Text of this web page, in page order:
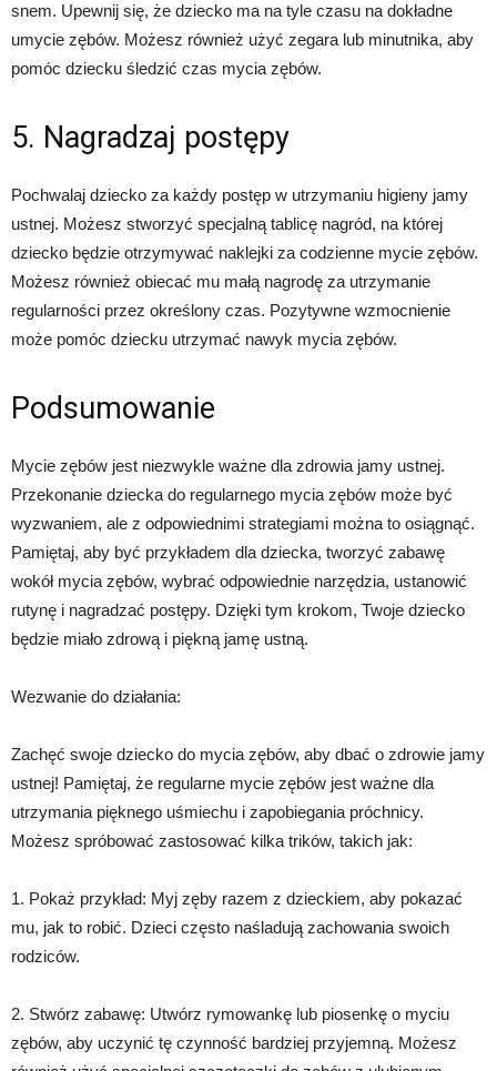
snem. Upewnij się, że dziecko ma na tyle czasu na dokładne
umycie zębów. Możesz również użyć zegara lub minutnika, aby
pomóc dziecku śledzić czas mycia zębów.
5. Nagradzaj postępy
Pochwalaj dziecko za każdy postęp w utrzymaniu higieny jamy
ustnej. Możesz stworzyć specjalną tablicę nagród, na której
dziecko będzie otrzymywać naklejki za codzienne mycie zębów.
Możesz również obiecać mu małą nagrodę za utrzymanie
regularności przez określony czas. Pozytywne wzmocnienie
może pomóc dziecku utrzymać nawyk mycia zębów.
Podsumowanie
Mycie zębów jest niezwykle ważne dla zdrowia jamy ustnej.
Przekonanie dziecka do regularnego mycia zębów może być
wyzwaniem, ale z odpowiednimi strategiami można to osiągnąć.
Pamiętaj, aby być przykładem dla dziecka, tworzyć zabawę
wokół mycia zębów, wybrać odpowiednie narzędzia, ustanowić
rutynę i nagradzać postępy. Dzięki tym krokom, Twoje dziecko
będzie miało zdrową i piękną jamę ustną.
Wezwanie do działania:
Zachęć swoje dziecko do mycia zębów, aby dbać o zdrowie jamy
ustnej! Pamiętaj, że regularne mycie zębów jest ważne dla
utrzymania pięknego uśmiechu i zapobiegania próchnicy.
Możesz spróbować zastosować kilka trików, takich jak:
1. Pokaż przykład: Myj zęby razem z dzieckiem, aby pokazać
mu, jak to robić. Dzieci często naśladują zachowania swoich
rodziców.
2. Stwórz zabawę: Utwórz rymowankę lub piosenkę o myciu
zębów, aby uczynić tę czynność bardziej przyjemną. Możesz